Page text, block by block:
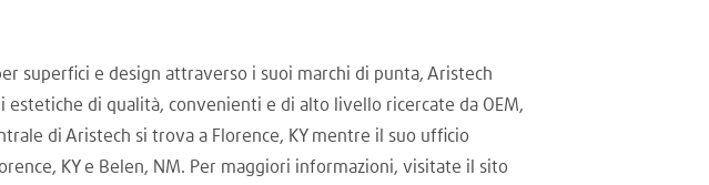
superfici e design attraverso i suoi marchi di punta, Aristech
estetiche di qualità, convenienti e di alto livello ricercate da OEM,
di Aristech si trova a Florence, KY mentre il suo ufficio
KY e Belen, NM. Per maggiori informazioni, visitate il sito